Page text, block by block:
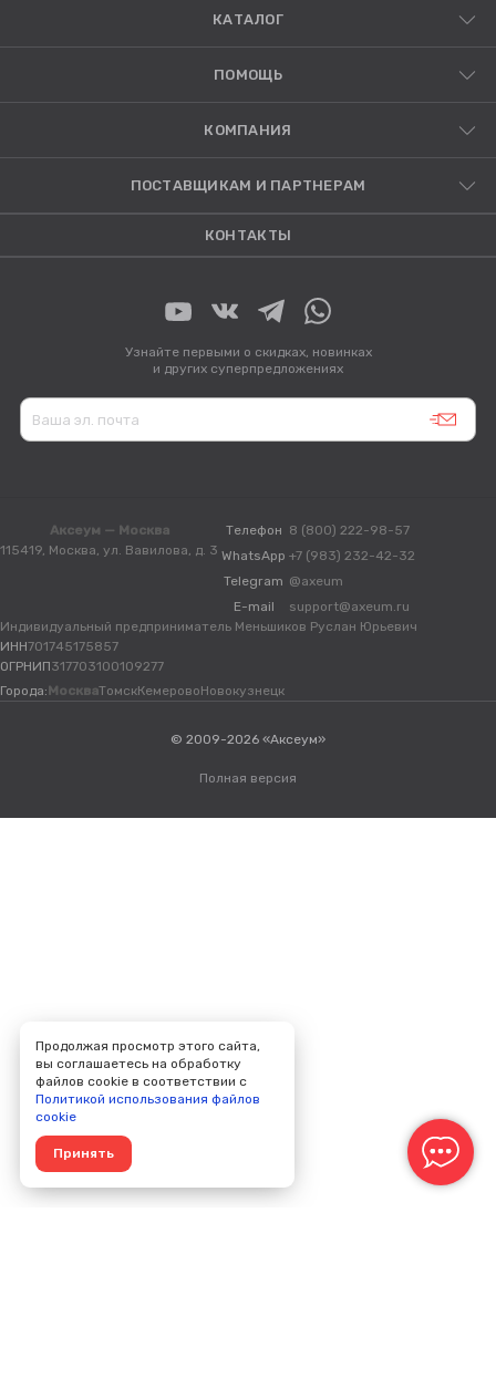
КАТАЛОГ
ПОМОЩЬ
КОМПАНИЯ
ПОСТАВЩИКАМ И ПАРТНЕРАМ
КОНТАКТЫ
Узнайте первыми о скидках, новинках
и других суперпредложениях
Аксеум — Москва
115419, Москва, ул. Вавилова, д. 3
Телефон 8 (800) 222-98-57
WhatsApp +7 (983) 232-42-32
Telegram @axeum
E-mail
support@axeum.ru
Индивидуальный предприниматель Меньшиков Руслан Юрьевич
ИНН701745175857
ОГРНИП317703100109277
Города: МоскваТомскКемеровоНовокузнецк
© 2009-2026 «Аксеум»
Полная версия
Продолжая просмотр этого сайта,
вы соглашаетесь на обработку
файлов cookie в соответствии с
Политикой использования файлов
cookie
Принять